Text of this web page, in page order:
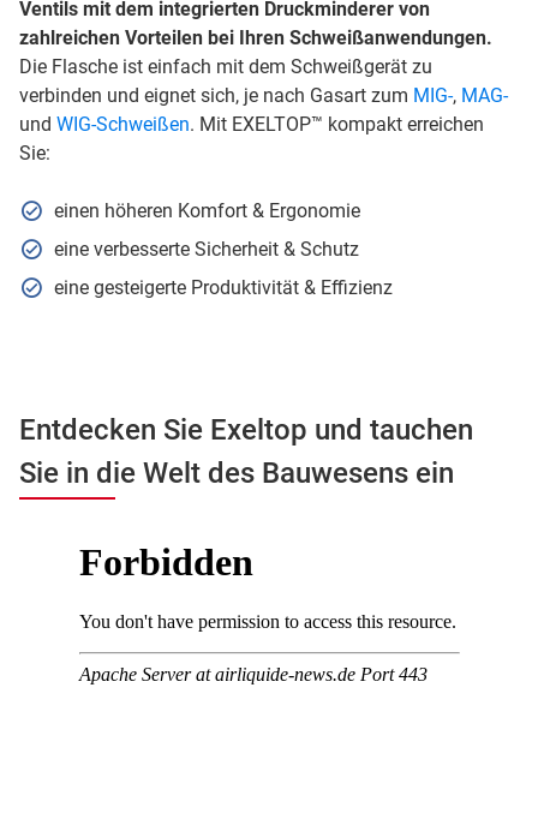
Ventils mit dem integrierten Druckminderer von
zahlreichen Vorteilen bei Ihren Schweißanwendungen.
Die Flasche ist einfach mit dem Schweißgerät zu
verbinden und eignet sich, je nach Gasart zum MIG-, MAG-
und WIG-Schweißen. Mit EXELTOP™ kompakt erreichen
Sie:
einen höheren Komfort & Ergonomie
eine verbesserte Sicherheit & Schutz
eine gesteigerte Produktivität & Effizienz
Entdecken Sie Exeltop und tauchen
Sie in die Welt des Bauwesens ein